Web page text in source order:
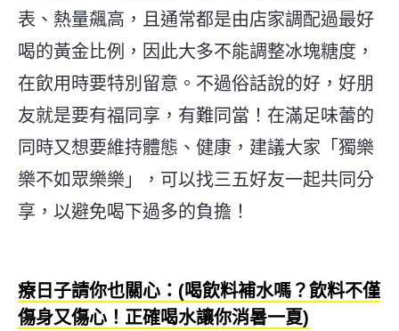
表、熱量飆高，且通常都是由店家調配過最好
喝的黃金比例，因此大多不能調整冰塊糖度，
在飲用時要特別留意。不過俗話說的好，好朋
友就是要有福同享，有難同當！在滿足味蕾的
同時又想要維持體態、健康，建議大家「獨樂
樂不如眾樂樂」，可以找三五好友一起共同分
享，以避免喝下過多的負擔！
療日子請你也關心：(喝飲料補水嗎？飲料不僅
傷身又傷心！正確喝水讓你消暑一夏)